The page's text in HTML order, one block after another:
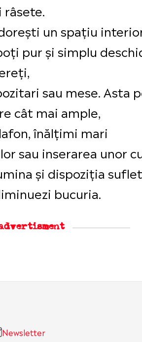
un spațiu
pur și simplu
sau mese. Asta
cât mai ample,
înălțimi mari
sau inserarea unor
și dispoziția
bucuria.
Newsletter